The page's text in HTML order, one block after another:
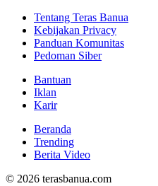
Tentang Teras Banua
Kebijakan Privacy
Panduan Komunitas
Pedoman Siber
Bantuan
Iklan
Karir
Beranda
Trending
Berita Video
© 2026 terasbanua.com